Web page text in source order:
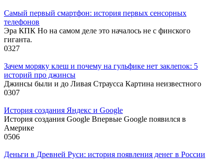
Самый первый смартфон: история первых сенсорных
телефонов
Эра КПК Но на самом деле это началось не с финского
гиганта.
0327
Зачем моряку клеш и почему на гульфике нет заклепок: 5
историй про джинсы
Джинсы были и до Ливая Страусса Картина неизвестного
0307
История создания Яндекс и Google
История создания Google Впервые Google появился в
Америке
0506
Деньги в Древней Руси: история появления денег в России